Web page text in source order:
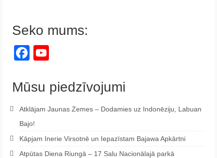
Seko mums:
Facebook
Mūsu piedzīvojumi
Atklājam Jaunas Zemes – Dodamies uz Indonēziju, Labuan
Bajo!
Kāpjam Inerie Virsotnē un Iepazīstam Bajawa Apkārtni
Atpūtas Diena Riungā – 17 Salu Nacionālajā parkā